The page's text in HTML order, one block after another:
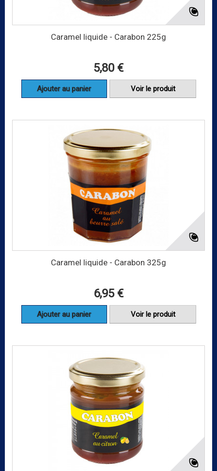
Caramel liquide - Carabon 225g
5,80 €
Ajouter au panier Voir le produit
Caramel liquide - Carabon 325g
6,95 €
Ajouter au panier Voir le produit